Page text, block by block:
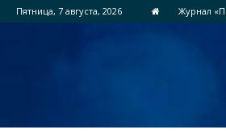
Пятница, 7 августа, 2026 Журнал